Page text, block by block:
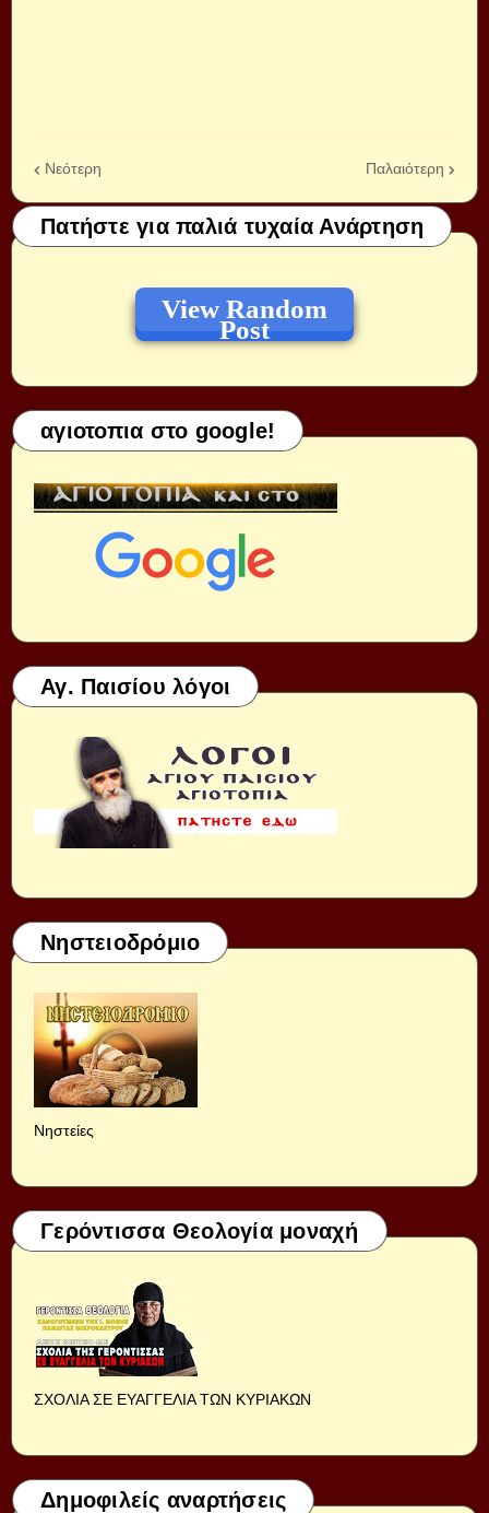
Νεότερη Παλαιότερη
Πατήστε για παλιά τυχαία Ανάρτηση
View Random
Post
αγιοτοπια στο google!
Αγ. Παισίου λόγοι
Νηστειοδρόμιο
Νηστείες
Γερόντισσα Θεολογία μοναχή
ΣΧΟΛΙΑ ΣΕ ΕΥΑΓΓΕΛΙΑ ΤΩΝ ΚΥΡΙΑΚΩΝ
Δημοφιλείς αναρτήσεις